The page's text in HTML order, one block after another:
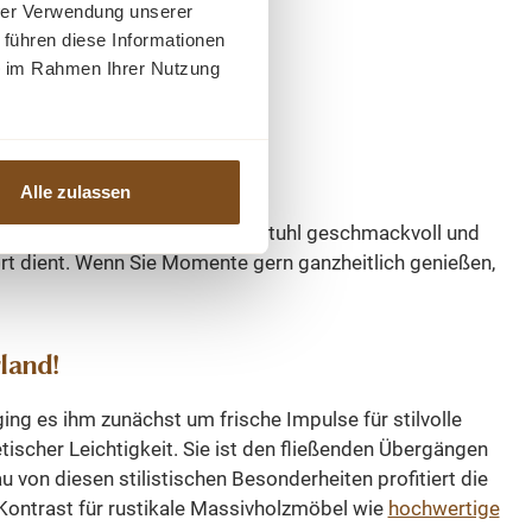
Verwendung unserer
diese Informationen
Rahmen Ihrer Nutzung
Alle zulassen
und der Qualität der verwendeten
Der
Der
und
haben.
gut in
Dieser
zwei
cm.
13,5 kg
Paket
Stuhl
erfüllt ein Freischwinger-Stuhl geschmackvoll und
Wenn Sie Momente gern ganzheitlich genießen,
es ihm zunächst um frische Impulse für stilvolle
Leichtigkeit. Sie ist den fließenden Übergängen
von diesen stilistischen Besonderheiten profitiert die
für rustikale Massivholzmöbel wie hochwertige